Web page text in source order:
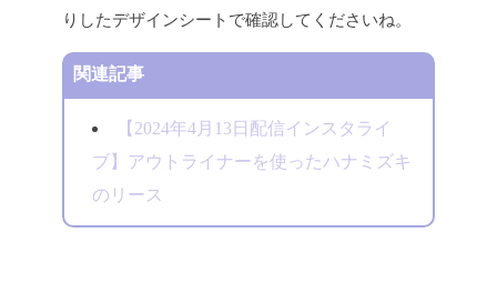
りしたデザインシートで確認してくださいね。
関連記事
【2024年4月13日配信インスタライ
ブ】アウトライナーを使ったハナミズキ
のリース